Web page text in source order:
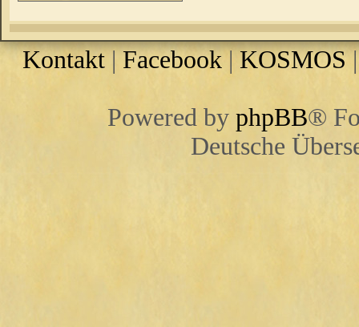
Kontakt | Facebook |KOSMOS
Powered by phpBB®
Deutsche